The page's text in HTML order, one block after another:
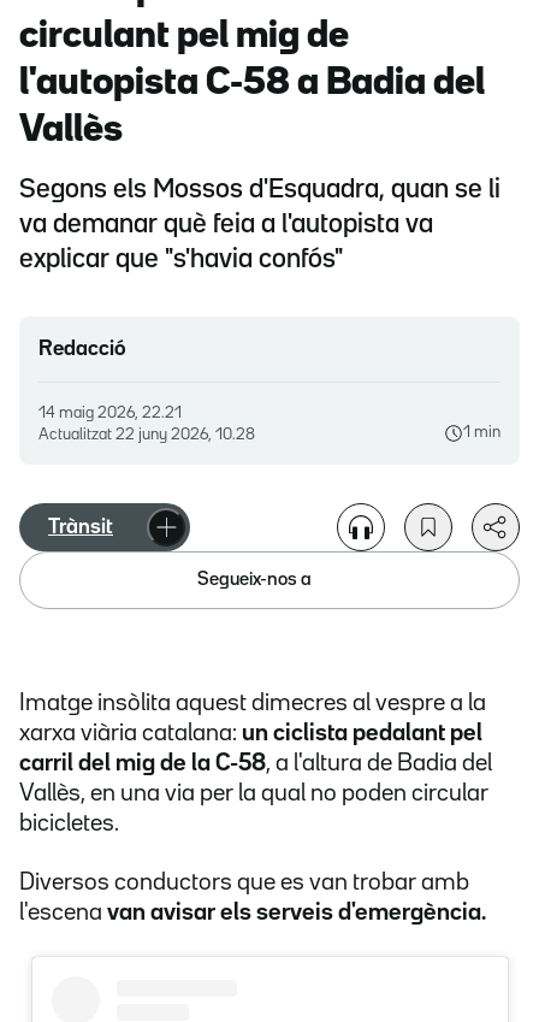
circulant pel mig de
l'autopista C-58 a Badia del
Vallès
Segons els Mossos d'Esquadra, quan se li
va demanar què feia a l'autopista va
explicar que "s'havia confós"
Redacció
14 maig 2026, 22.21
Actualitzat 22 juny 2026, 10.28 1 min
Trànsit
Segueix-nos a
Imatge insòlita aquest dimecres al vespre a la
xarxa viària catalana: un ciclista pedalant pel
carril del mig de la C-58, a l'altura de Badia del
Vallès, en una via per la qual no poden circular
bicicletes.
Diversos conductors que es van trobar amb
l'escena van avisar els serveis d'emergència.